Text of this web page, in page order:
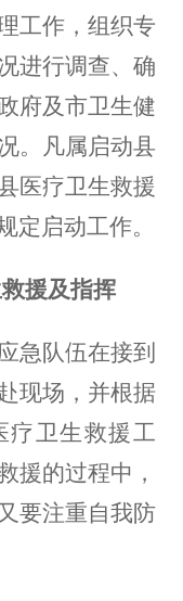
工作，组织专
进行调查、确
府及市卫生健
。凡属启动县
医疗卫生救援
定启动工作。
援及指挥
急队伍在接到
现场，并根据
疗卫生救援工
援的过程中，
要注重自我防